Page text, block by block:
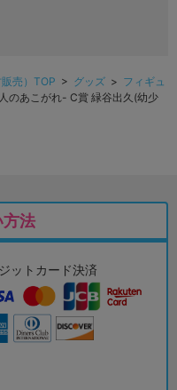
売）TOP > グッズ > フィギュ
のあこがれ- C賞 緑谷出久(幼少
法
ットカード決済